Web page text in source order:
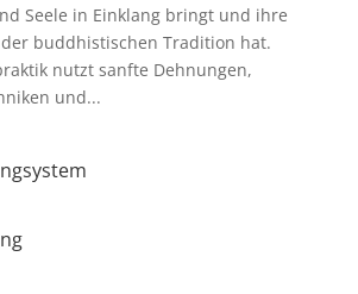
Seele in Einklang bringt und ihre
buddhistischen Tradition hat.
nutzt sanfte Dehnungen,
und...